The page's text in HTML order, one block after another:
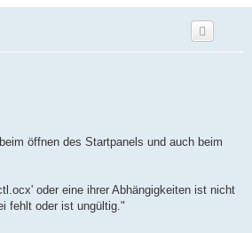
öffnen des Startpanels und auch beim
oder eine ihrer Abhängigkeiten ist nicht
fehlt oder ist ungültig."